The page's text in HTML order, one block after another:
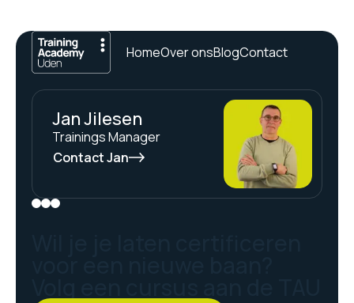
HomeOver onsBlogContact
Jan Jilesen
Trainings Manager
Contact Jan